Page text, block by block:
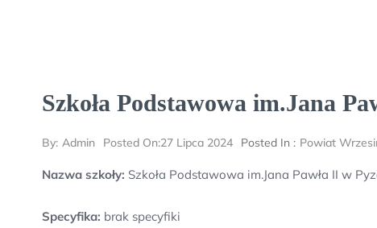
Szkoła Podstawowa im.Jana
By: Admin Posted On:27 Lipca 2024 Posted In : Powiat
Nazwa szkoły: Szkoła Podstawowa im.Jana Pawła II w
Specyfika: brak specyfiki